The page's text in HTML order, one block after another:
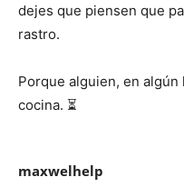
dejes que piensen que
rastro.
Porque alguien, en
cocina. ⏳
maxwelhelp